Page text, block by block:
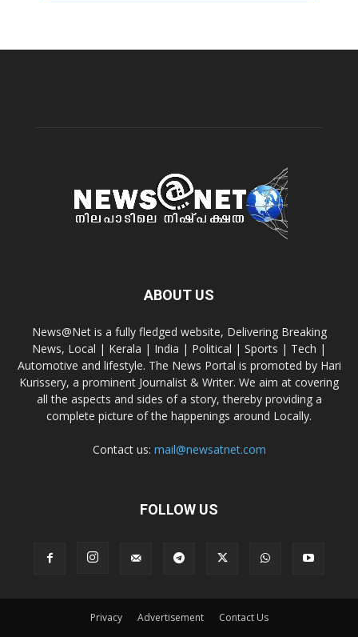
ABOUT US
News@Net is a fully fledged website, Delivering Breaking
News, Local | Kerala | India | Political | Sports | Tech |
Automotive and lifestyle. The News Portal is promoted by Hari
Kurissery, a prominent Journalist & Writer. We aim at covering
all the aspects and sides of a story, thereby providing a
complete picture of the happenings around Locally.
Contact us: mail@newsatnet.com
FOLLOW US
Privacy Advertisement Contact Us